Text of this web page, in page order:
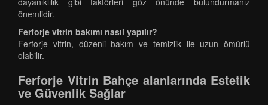
önemlidir.
Ferforje vitrin bakımı nasıl yapılır?
Ferforje vitrin, düzenli bakım ve temizlik ile uzun ömürlü
olabilir.
Ferforje Vitrin Bahçe alanlarında Estetik
ve Güvenlik Sağlar